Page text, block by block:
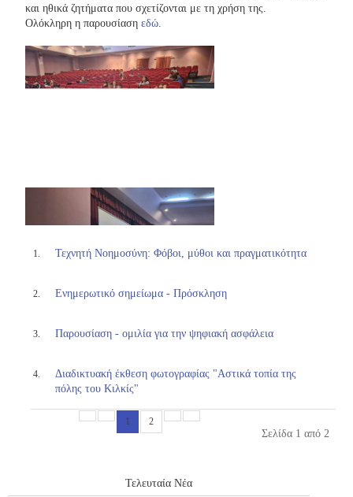
και ηθικά ζητήματα που σχετίζονται με τη χρήση της.
Ολόκληρη η παρουσίασηεδώ.
Τεχνητή Νοημοσύνη: Φόβοι, μύθοι και πραγματικότητα
Ενημερωτικό σημείωμα - Πρόσκληση
Παρουσίαση - ομιλία για την ψηφιακή ασφάλεια
Διαδικτυακή έκθεση φωτογραφίας "Αστικά τοπία της
πόλης του Κιλκίς"
Σελίδα 1 από 2
1 2
Τελευταία Νέα